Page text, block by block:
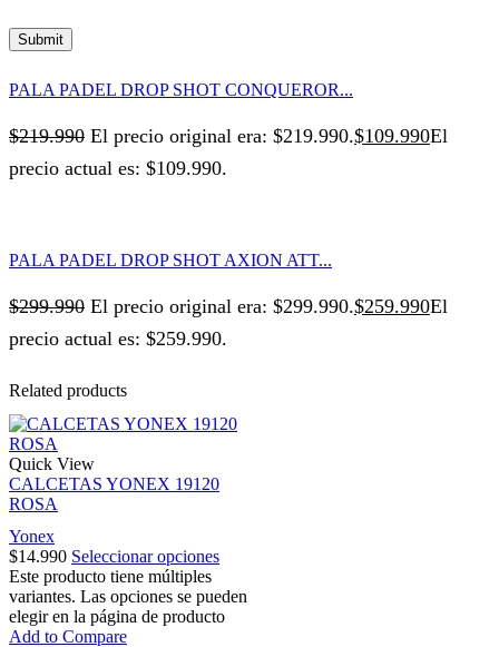
PALA PADEL DROP SHOT CONQUEROR...
$219.990 El precio original era: $219.990.$109.990El
precio actual es: $109.990.
PALA PADEL DROP SHOT AXION ATT...
$299.990 El precio original era: $299.990.$259.990El
precio actual es: $259.990.
Related products
Quick View
CALCETAS YONEX 19120
ROSA
Yonex
$14.990 Seleccionar opciones
Este producto tiene múltiples
variantes. Las opciones se pueden
elegir en la página de producto
Add to Compare